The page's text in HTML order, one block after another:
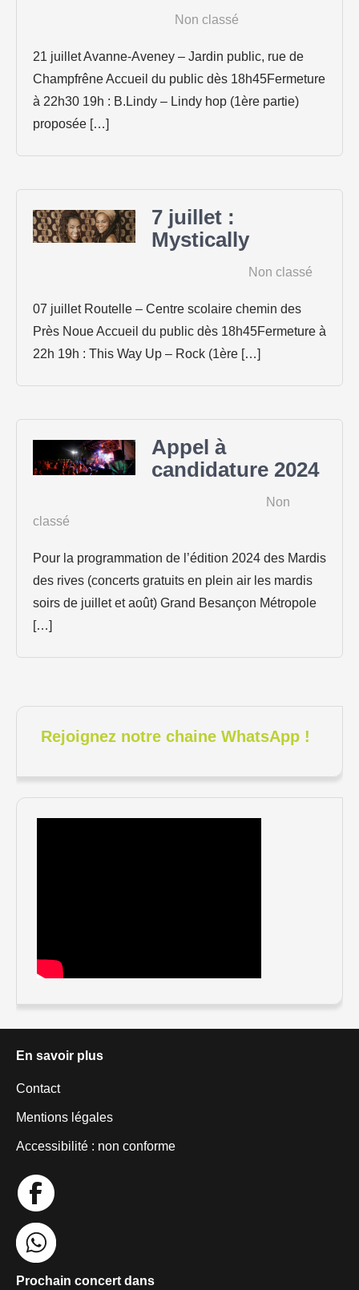
Non classé
21 juillet Avanne-Aveney – Jardin public, rue de
Champfrêne Accueil du public dès 18h45Fermeture
à 22h30 19h : B.Lindy – Lindy hop (1ère partie)
proposée […]
7 juillet :
Mystically
Non classé
07 juillet Routelle – Centre scolaire chemin des
Près Noue Accueil du public dès 18h45Fermeture à
22h 19h : This Way Up – Rock (1ère […]
Appel à
candidature 2024
Non
classé
Pour la programmation de l’édition 2024 des Mardis
des rives (concerts gratuits en plein air les mardis
soirs de juillet et août) Grand Besançon Métropole
[…]
Rejoignez notre chaine WhatsApp !
En savoir plus
Contact
Mentions légales
Accessibilité : non conforme
Prochain concert dans